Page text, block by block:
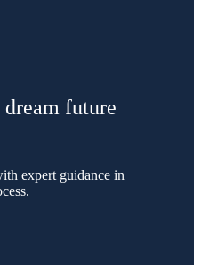
future
expert guidance in